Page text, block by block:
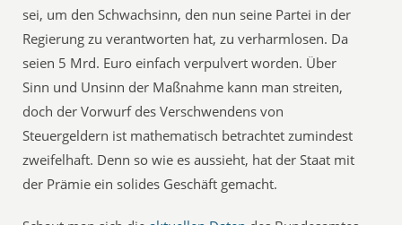
sei, um den Schwachsinn, den nun seine Partei in der
Regierung zu verantworten hat, zu verharmlosen. Da
seien 5 Mrd. Euro einfach verpulvert worden. Über
Sinn und Unsinn der Maßnahme kann man streiten,
doch der Vorwurf des Verschwendens von
Steuergeldern ist mathematisch betrachtet zumindest
zweifelhaft. Denn so wie es aussieht, hat der Staat mit
der Prämie ein solides Geschäft gemacht.